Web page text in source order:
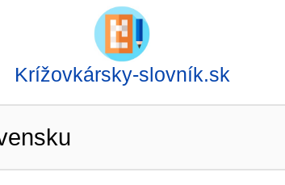
Krížovkársky-slovník.sk